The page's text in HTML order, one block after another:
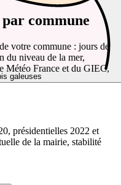
galeuses
commune
votre commune : jours de
du niveau de la mer,
Météo France et du GIEC,
présidentielles 2022 et
de la mairie, stabilité